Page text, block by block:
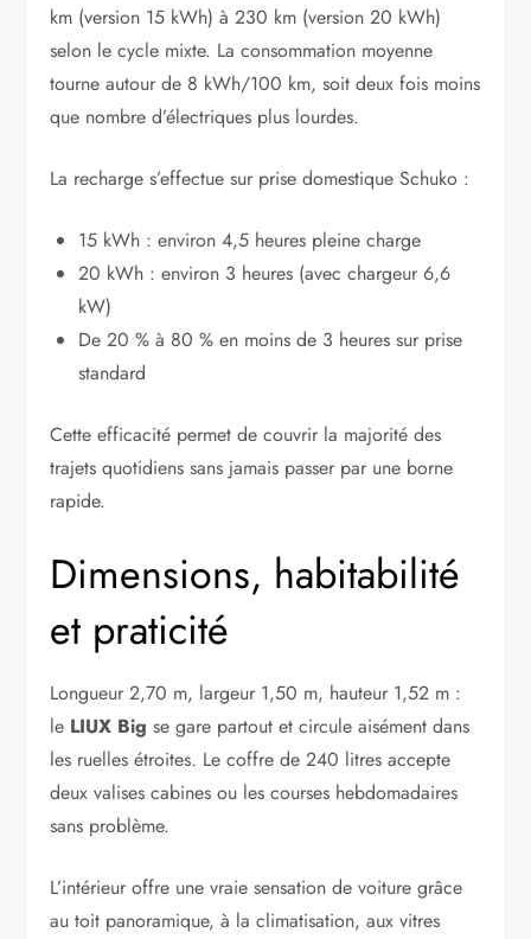
km (version 15 kWh) à 230 km (version 20 kWh)
selon le cycle mixte. La consommation moyenne
tourne autour de 8 kWh/100 km, soit deux fois moins
que nombre d’électriques plus lourdes.
La recharge s’effectue sur prise domestique Schuko :
15 kWh : environ 4,5 heures pleine charge
20 kWh : environ 3 heures (avec chargeur 6,6
kW)
De 20 % à 80 % en moins de 3 heures sur prise
standard
Cette efficacité permet de couvrir la majorité des
trajets quotidiens sans jamais passer par une borne
rapide.
Dimensions, habitabilité
et praticité
Longueur 2,70 m, largeur 1,50 m, hauteur 1,52 m :
le LIUX Big se gare partout et circule aisément dans
les ruelles étroites. Le coffre de 240 litres accepte
deux valises cabines ou les courses hebdomadaires
sans problème.
L’intérieur offre une vraie sensation de voiture grâce
au toit panoramique, à la climatisation, aux vitres